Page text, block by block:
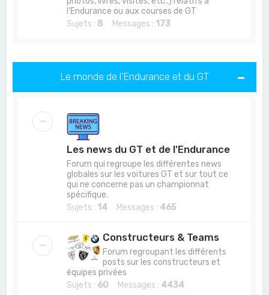
l'Endurance ou aux courses de GT
Sujets : 8 Messages : 173
Le monde de l'Endurance et du GT
Les news du GT et de l'Endurance
Forum qui regroupe les différentes news
globales sur les voitures GT et sur tout ce
qui ne concerne pas un championnat
spécifique.
Sujets : 14 Messages : 465
Constructeurs & Teams
Forum regroupant les différents
posts sur les constructeurs et
équipes privées
Sujets : 60 Messages : 4434